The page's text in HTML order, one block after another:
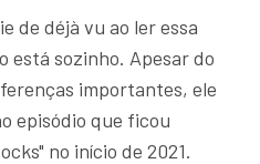
de déjà vu ao ler essa
está sozinho. Apesar do
importantes, ele
episódio que ficou
no início de 2021.